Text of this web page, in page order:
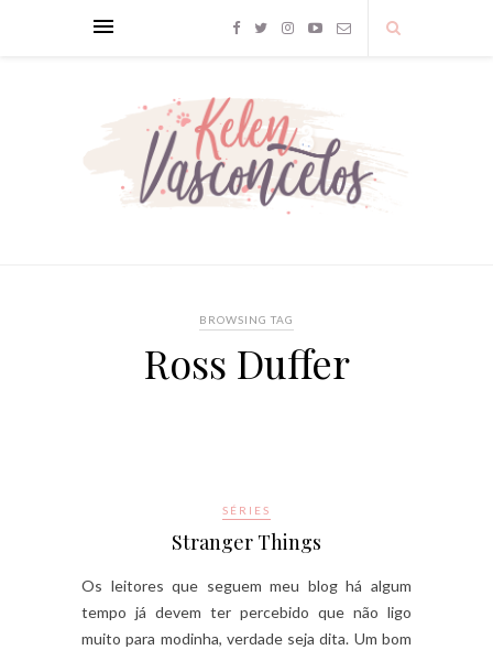
BROWSING TAG
Ross Duffer
SÉRIES
Stranger Things
Os leitores que seguem meu blog há algum
tempo já devem ter percebido que não ligo
muito para modinha, verdade seja dita. Um bom